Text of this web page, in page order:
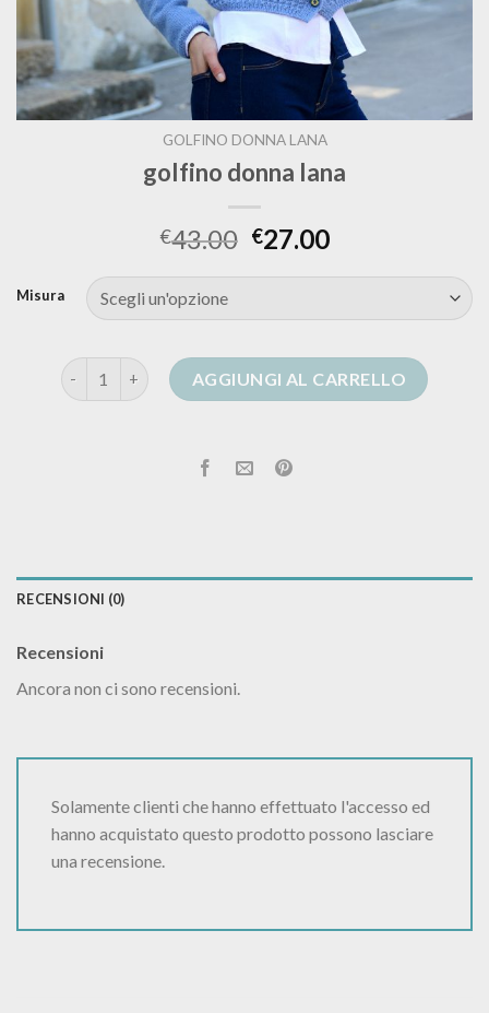
GOLFINO DONNA LANA
golfino donna lana
€43.00 €27.00
Misura
golfino donna lana quantitàAGGIUNGI AL CARRELLO
RECENSIONI (0)
Recensioni
Ancora non ci sono recensioni.
Solamente clienti che hanno effettuato l'accesso ed
hanno acquistato questo prodotto possono lasciare
una recensione.